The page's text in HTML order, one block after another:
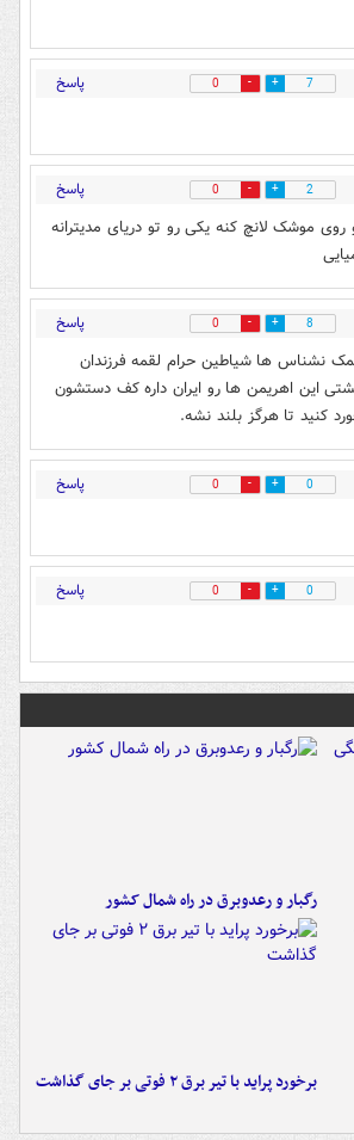
7
0 پاسخ
2
0 پاسخ
موشک لانچ کنه یکی رو تو دریای مدیترانه
8
0 پاسخ
نشناس ها شیاطین حرام لقمه فرزندان
این اهریمن ها رو ایران داره کف دستشون
کنید تا هرگز بلند نشه.
0
0 پاسخ
0
0 پاسخ
رگبار و رعدوبرق در راه شمال کشور
برخورد پراید با تیر برق ۲ فوتی بر جای گذاشت